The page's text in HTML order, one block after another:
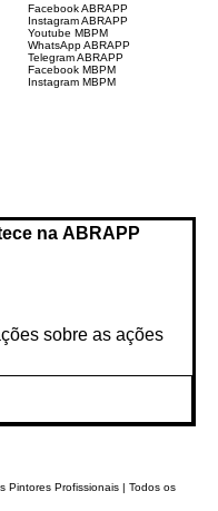
Facebook ABRAPP
Instagram ABRAPP
Youtube MBPM
WhatsApp ABRAPP
Telegram ABRAPP
Facebook MBPM
Instagram MBPM
na ABRAPP
sobre as ações
Pintores Profissionais | Todos os